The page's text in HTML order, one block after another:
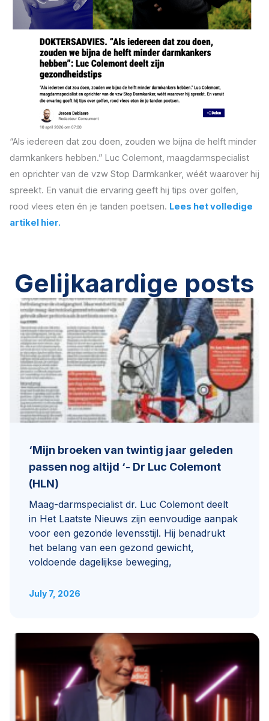
“Als iedereen dat zou doen, zouden we bijna de helft minder
darmkankers hebben.” Luc Colemont, maagdarmspecialist
en oprichter van de vzw Stop Darmkanker, wéét waarover hij
spreekt. En vanuit die ervaring geeft hij tips over golfen,
rood vlees eten én je tanden poetsen. Lees het volledige
artikel hier.
Gelijkaardige posts
‘Mijn broeken van twintig jaar geleden
passen nog altijd ‘- Dr Luc Colemont
(HLN)
Maag-darmspecialist dr. Luc Colemont deelt
in Het Laatste Nieuws zijn eenvoudige aanpak
voor een gezonde levensstijl. Hij benadrukt
het belang van een gezond gewicht,
voldoende dagelijkse beweging,
July 7, 2026